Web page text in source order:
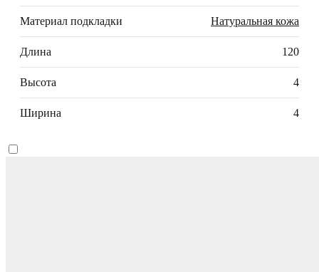
Материал подкладки Натуральная кожа
Длина 120
Высота 4
Ширина 4